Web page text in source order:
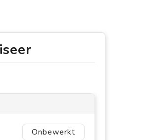
Onbewerkt